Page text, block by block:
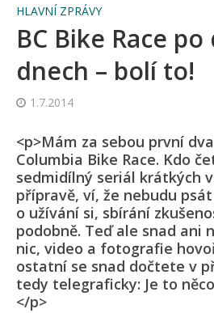
HLAVNÍ ZPRÁVY
BC Bike Race
dnech – bolí to!
1.7.2014
<p>Mám za sebou první
Columbia Bike Race. Kdo
sedmidílný seriál krátkých
přípravě, ví, že nebudu
o užívání si, sbírání
podobně. Teď ale snad ani
nic, video a fotografie
ostatní se snad dočtete v
tedy telegraficky: Je to
</p>